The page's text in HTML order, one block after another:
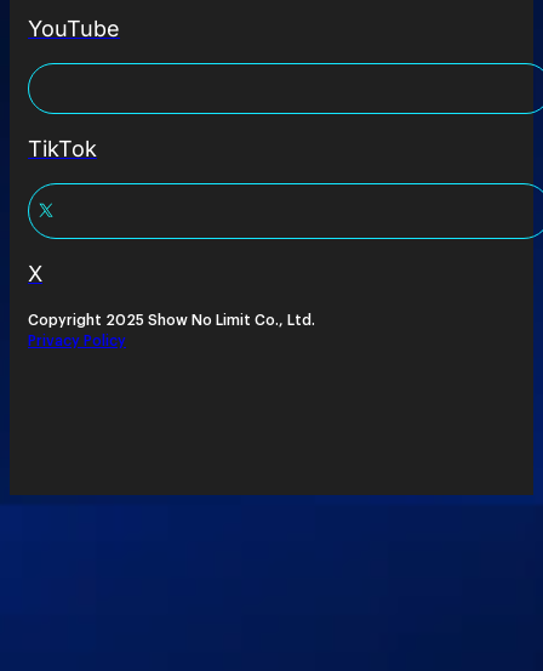
YouTube
TikTok
X
Copyright 2025 Show No Limit Co., Ltd.
Privacy Policy